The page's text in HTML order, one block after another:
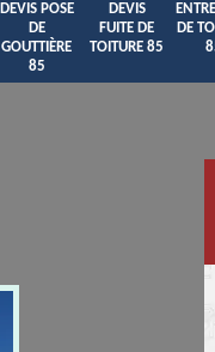
DEVIS POSE
DE
GOUTTIÈRE
85
DEVIS
FUITE DE
TOITURE 85
DE